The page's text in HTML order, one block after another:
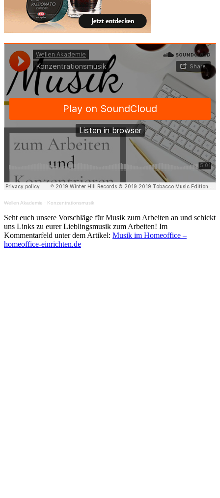
Wellen Akademie · Konzentrationsmusik
Seht euch unsere Vorschläge für Musik zum Arbeiten an und schickt
uns Links zu eurer Lieblingsmusik zum Arbeiten! Im
Kommentarfeld unter dem Artikel: Musik im Homeoffice –
homeoffice-einrichten.de